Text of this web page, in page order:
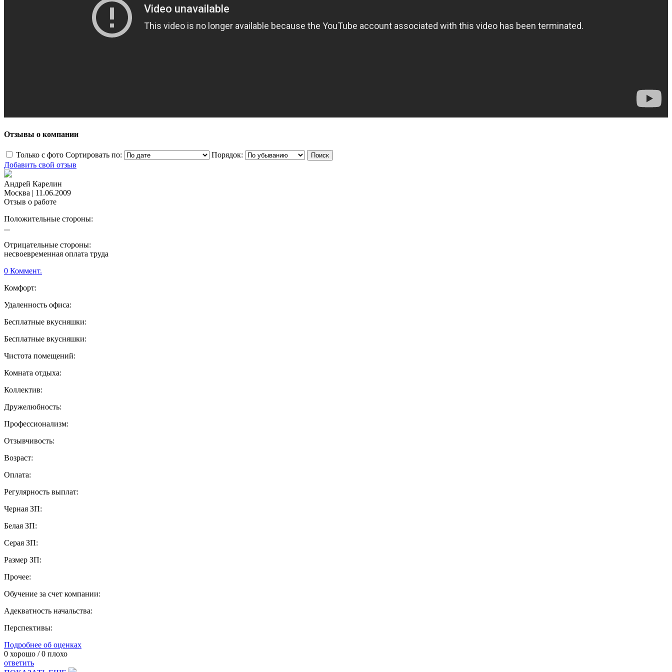
Отзывы о компании
Только с фото Сортировать по:
Порядок:
Добавить свой отзыв
Андрей Карелин
Москва | 11.06.2009
Отзыв о работе
Положительные стороны:
...
Отрицательные стороны:
несвоевременная оплата труда
0 Коммент.
Комфорт:
Удаленность офиса:
Бесплатные вкусняшки:
Бесплатные вкусняшки:
Чистота помещений:
Комната отдыха:
Коллектив:
Дружелюбность:
Профессионализм:
Отзывчивость:
Возраст:
Оплата:
Регулярность выплат:
Черная ЗП:
Белая ЗП:
Серая ЗП:
Размер ЗП:
Прочее:
Обучение за счет компании:
Адекватность начальства:
Перспективы:
Подробнее об оценках
0 хорошо /0 плохо
ответить